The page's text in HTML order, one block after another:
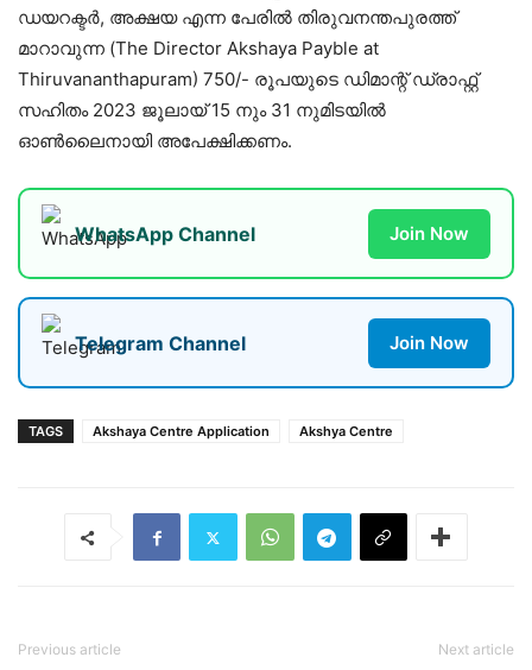
ഡയറക്ട‍ര്‍, അക്ഷയ എന്ന പേരി‍‍‍‍‍ല്‍ തിരുവനന്തപുരത്ത്
മാറാവുന്ന (The Director Akshaya Payble at
Thiruvananthapuram) 750/- രൂപയുടെ ഡിമാന്റ് ഡ്രാഫ്റ്റ്
സഹിതം 2023 ജൂലായ് 15 നും 31 നുമിടയില്‍
ഓണ്‍ലൈനായി അപേക്ഷിക്കണം.
WhatsApp Channel Join Now
Telegram Channel Join Now
TAGS Akshaya Centre Application Akshya Centre
Previous article Next article